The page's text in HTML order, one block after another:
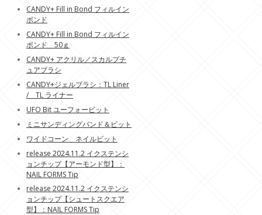
CANDY+ Fill in Bond フィルイン
ボンド
CANDY+ Fill in Bond フィルイン
ボンド 50ｇ
CANDY+ アクリル／スカルプチ
ュアブラシ
CANDY+ジェルブラシ：TL Liner
/ TL ライナー
UFO Bit ユーフォービット
ミニサンディングバンド＆ビット
ワイドコーン ネイルビット
release 2024.11.2 イクステンシ
ョンチップ【アーモンド型】：
NAIL FORMS Tip
release 2024.11.2 イクステンシ
ョンチップ【シュートスクエア
型】：NAIL FORMS Tip